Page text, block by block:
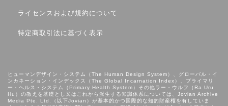
ライセンスおよび規約について
特定商取引法に基づく表示
ヒューマンデザイン・システム（The Human Design System）、グローバル・イ
ンカネーション・インデックス（The Global Incarnation Index）、プライマリ
ー・ヘルス・システム（Primary Health System）その他ラー・ウルフ（Ra Uru
Hu）の教えを基礎とし⼜はこれから派⽣する知識体系については、Jovian Archive
Media Pte. Ltd.（以下Jovian）が基本的かつ国際的な知的財産権を有していま